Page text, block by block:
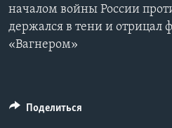
началом войны России
держался в тени и отрицал
«Вагнером»
Поделиться